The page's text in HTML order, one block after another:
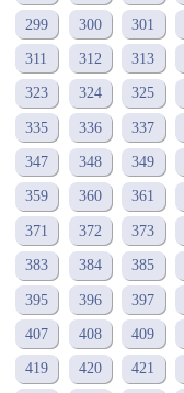
299 300 301
311 312 313
323 324 325
335 336 337
347 348 349
359 360 361
371 372 373
383 384 385
395 396 397
407 408 409
419 420 421